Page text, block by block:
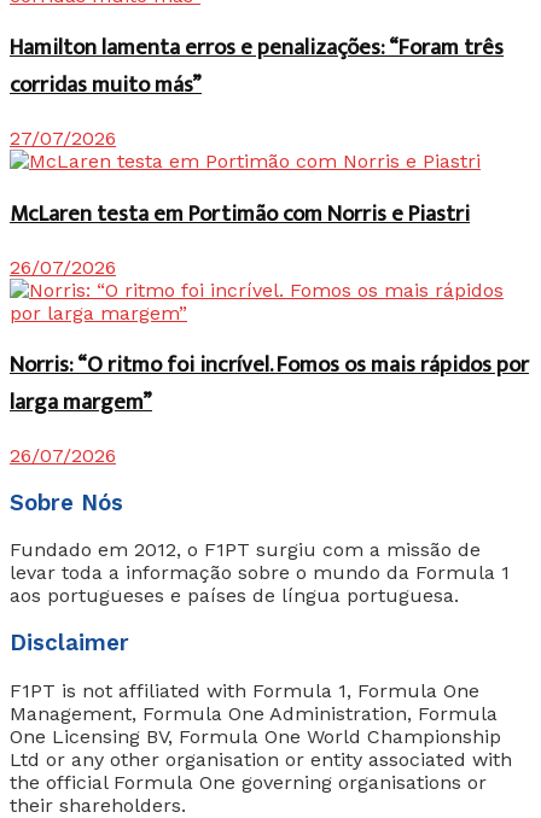
Hamilton lamenta erros e penalizações: “Foram três
corridas muito más”
27/07/2026
McLaren testa em Portimão com Norris e Piastri
26/07/2026
Norris: “O ritmo foi incrível. Fomos os mais rápidos por
larga margem”
26/07/2026
Sobre Nós
Fundado em 2012, o F1PT surgiu com a missão de
levar toda a informação sobre o mundo da Formula 1
aos portugueses e países de língua portuguesa.
Disclaimer
F1PT is not affiliated with Formula 1, Formula One
Management, Formula One Administration, Formula
One Licensing BV, Formula One World Championship
Ltd or any other organisation or entity associated with
the official Formula One governing organisations or
their shareholders.